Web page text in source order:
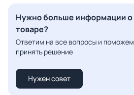
Нужно больше информации о
товаре?
Ответим на все вопросы и поможем
принять решение
Нужен совет